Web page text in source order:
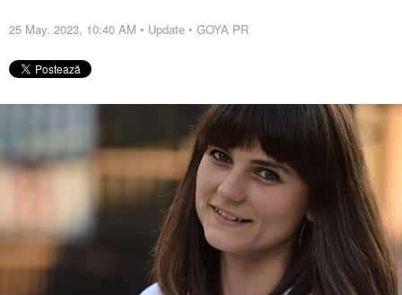
25 May. 2023, 10:40 AM • Update • GOYA PR